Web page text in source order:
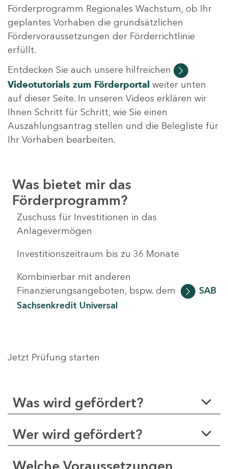
Förderprogramm Regionales Wachstum, ob Ihr
geplantes Vorhaben die grundsätzlichen
Fördervoraussetzungen der Förderrichtlinie
erfüllt.
Entdecken Sie auch unsere hilfreichen
Videotutorials zum Förderportal weiter unten
auf dieser Seite. In unseren Videos erklären wir
Ihnen Schritt für Schritt, wie Sie einen
Auszahlungsantrag stellen und die Belegliste für
Ihr Vorhaben bearbeiten.
Was bietet mir das
Förderprogramm?
Zuschuss für Investitionen in das
Anlagevermögen
Investitionszeitraum bis zu 36 Monate
Kombinierbar mit anderen
Finanzierungsangeboten, bspw. dem
SAB
Sachsenkredit Universal
Jetzt Prüfung starten
Was wird gefördert?
Wer wird gefördert?
Welche Voraussetzungen